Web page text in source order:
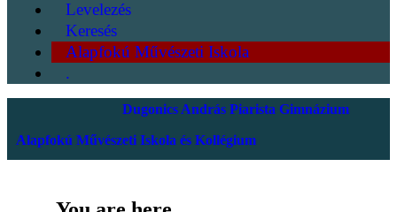
Levelezés
Keresés
Alapfokú Művészeti Iskola
.
Dugonics András Piarista Gimnázium
Alapfokú Művészeti Iskola és Kollégium